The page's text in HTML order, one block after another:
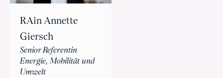
RAin Annette
Giersch
Senior Referentin
Energie, Mobilität und
Umwelt